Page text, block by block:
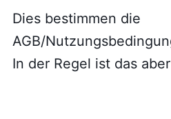
Dies bestimmen die
AGB/
In der Regel ist das